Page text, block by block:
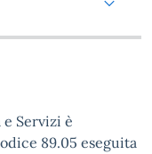
Servizi è
89.05 eseguita